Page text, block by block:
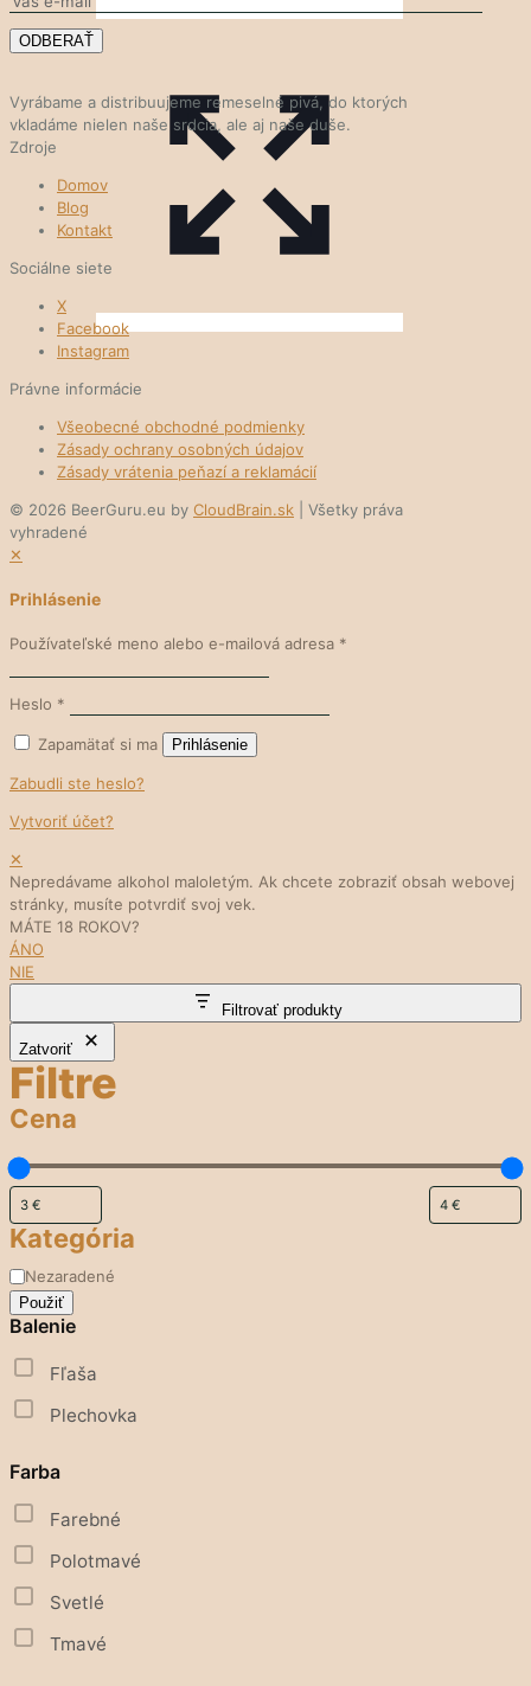
Vyrábame a distribuujeme remeselné pivá, do ktorých
vkladáme nielen naše srdcia, ale aj naše duše.
Zdroje
Domov
Blog
Kontakt
Sociálne siete
X
Facebook
Instagram
Právne informácie
Všeobecné obchodné podmienky
Zásady ochrany osobných údajov
Zásady vrátenia peňazí a reklamácií
© 2026 BeerGuru.eu by CloudBrain.sk | Všetky práva
vyhradené
✕
Prihlásenie
Používateľské meno alebo e-mailová adresa *
Heslo *
Zapamätať si ma Prihlásenie
Zabudli ste heslo?
Vytvoriť účet?
✕
Nepredávame alkohol maloletým. Ak chcete zobraziť obsah webovej
stránky, musíte potvrdiť svoj vek.
MÁTE 18 ROKOV?
ÁNO
NIE
Filtrovať produkty
Zatvoriť
Filtre
Cena
Kategória
Kategória
Nezaradené
Použiť
Balenie
Fľaša
Plechovka
Farba
Farebné
Polotmavé
Svetlé
Tmavé